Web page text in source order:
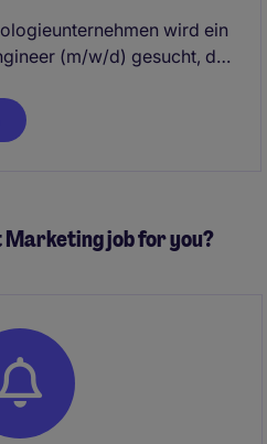
wird ein
(m/w/d) gesucht, der
die
hin zur
job for you?